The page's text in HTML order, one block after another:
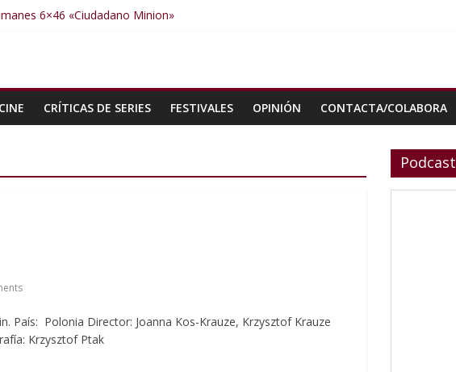
6×46 «Ciudadano Minion»
6×47 «De nada por nada»
CRÍTICAS DE SERIES FESTIVALES OPINIÓN CONTACTA/COLABORA
País: Polonia Director: Joanna Kos-Krauze, Krzysztof Krauze
Krzysztof Ptak
Podcast